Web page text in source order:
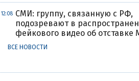
12:08 СМИ: группу, связанную с РФ,
подозревают в
фейкового видео об отставке
ВСЕ НОВОСТИ